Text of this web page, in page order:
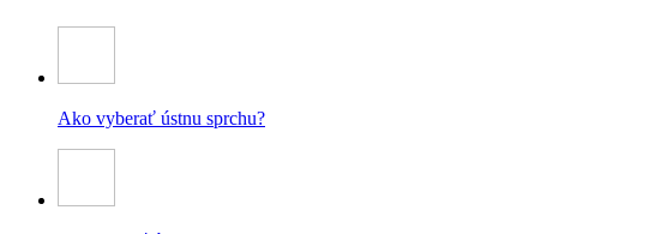
Ako vyberať ústnu sprchu?